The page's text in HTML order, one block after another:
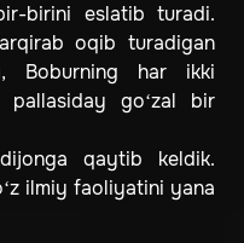
birini eslatib turadi.
oqib turadigan
Boburning har ikki
go‘zal bir
qaytib keldik.
ilmiy faoliyatini yana